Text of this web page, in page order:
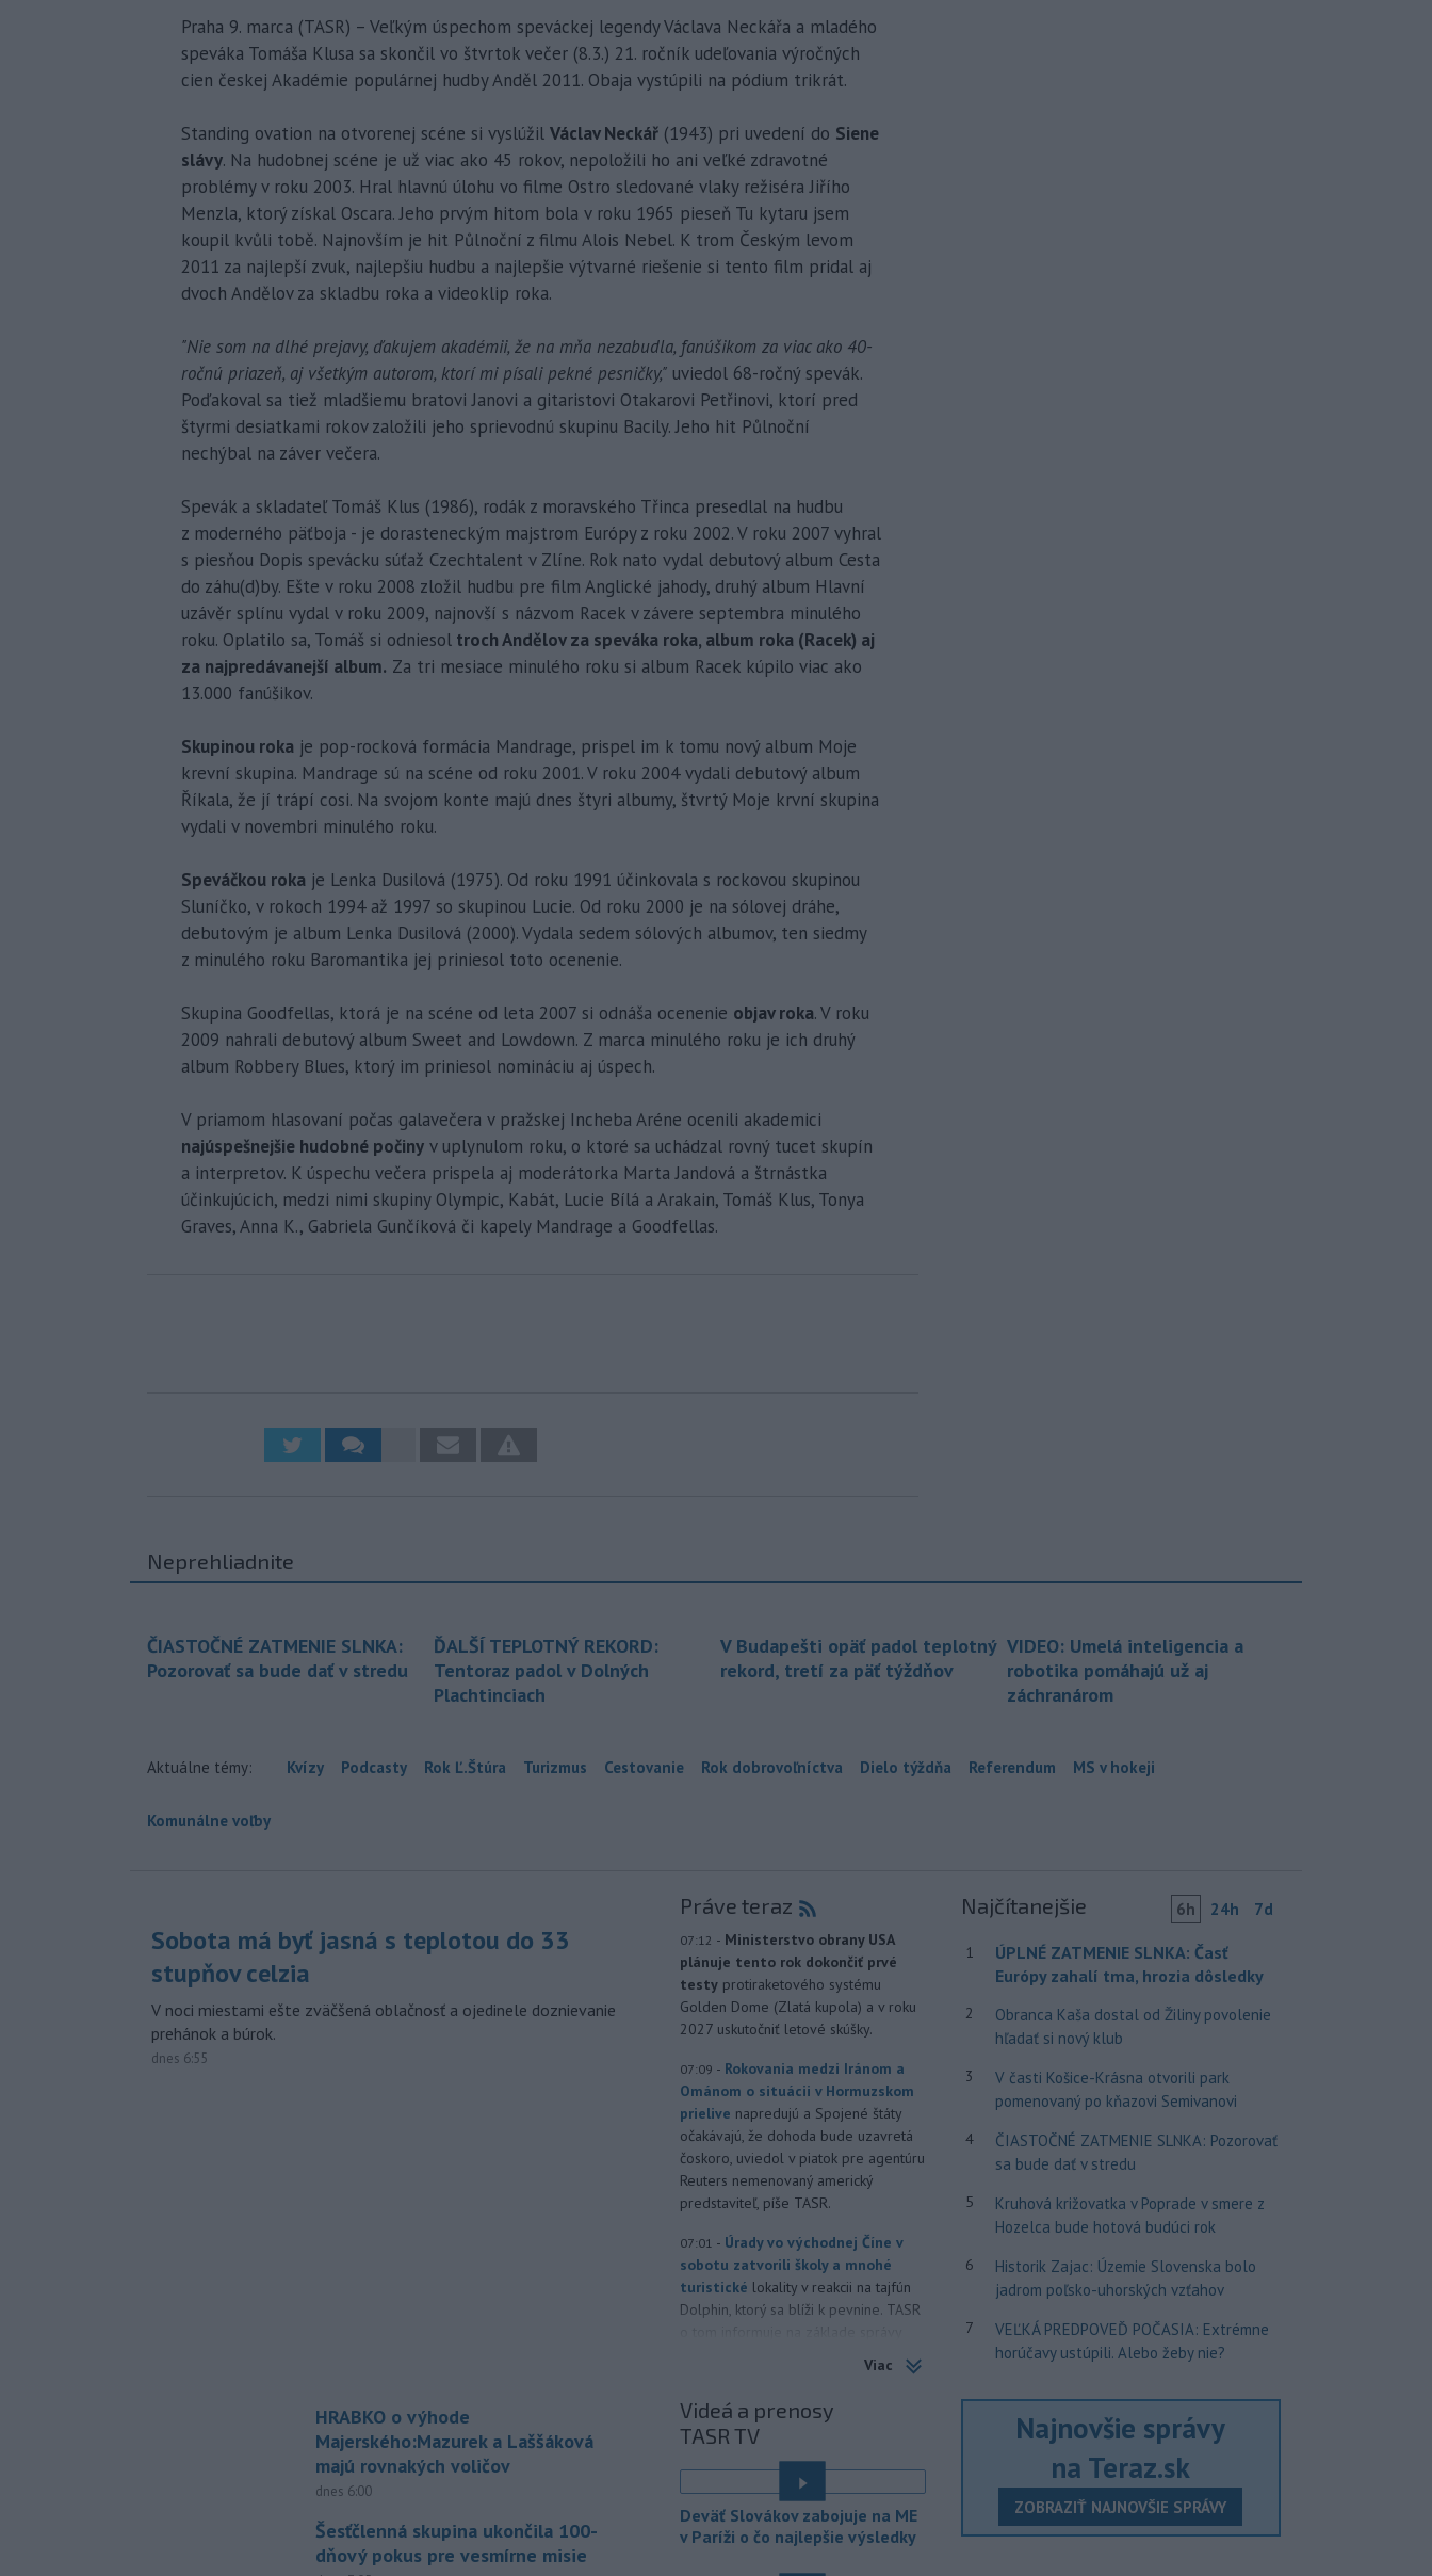
Praha 9. marca (TASR) – Veľkým úspechom speváckej legendy Václava Neckářa a mladého
speváka Tomáša Klusa sa skončil vo štvrtok večer (8.3.) 21. ročník udeľovania výročných
cien českej Akadémie populárnej hudby Anděl 2011. Obaja vystúpili na pódium trikrát.
Standing ovation na otvorenej scéne si vyslúžil Václav Neckář (1943) pri uvedení do Siene
slávy. Na hudobnej scéne je už viac ako 45 rokov, nepoložili ho ani veľké zdravotné
problémy v roku 2003. Hral hlavnú úlohu vo filme Ostro sledované vlaky režiséra Jiřího
Menzla, ktorý získal Oscara. Jeho prvým hitom bola v roku 1965 pieseň Tu kytaru jsem
koupil kvůli tobě. Najnovším je hit Půlnoční z filmu Alois Nebel. K trom Českým levom
2011 za najlepší zvuk, najlepšiu hudbu a najlepšie výtvarné riešenie si tento film pridal aj
dvoch Andělov za skladbu roka a videoklip roka.
"Nie som na dlhé prejavy, ďakujem akadémii, že na mňa nezabudla, fanúšikom za viac ako 40-
ročnú priazeň, aj všetkým autorom, ktorí mi písali pekné pesničky," uviedol 68-ročný spevák.
Poďakoval sa tiež mladšiemu bratovi Janovi a gitaristovi Otakarovi Petřinovi, ktorí pred
štyrmi desiatkami rokov založili jeho sprievodnú skupinu Bacily. Jeho hit Půlnoční
nechýbal na záver večera.
Spevák a skladateľ Tomáš Klus (1986), rodák z moravského Třinca presedlal na hudbu
z moderného päťboja - je dorasteneckým majstrom Európy z roku 2002. V roku 2007 vyhral
s piesňou Dopis spevácku súťaž Czechtalent v Zlíne. Rok nato vydal debutový album Cesta
do záhu(d)by. Ešte v roku 2008 zložil hudbu pre film Anglické jahody, druhý album Hlavní
uzávěr splínu vydal v roku 2009, najnovší s názvom Racek v závere septembra minulého
roku. Oplatilo sa, Tomáš si odniesol troch Andělov za speváka roka, album roka (Racek) aj
za najpredávanejší album. Za tri mesiace minulého roku si album Racek kúpilo viac ako
13.000 fanúšikov.
Skupinou roka je pop-rocková formácia Mandrage, prispel im k tomu nový album Moje
krevní skupina. Mandrage sú na scéne od roku 2001. V roku 2004 vydali debutový album
Říkala, že jí trápí cosi. Na svojom konte majú dnes štyri albumy, štvrtý Moje krvní skupina
vydali v novembri minulého roku.
Speváčkou roka je Lenka Dusilová (1975). Od roku 1991 účinkovala s rockovou skupinou
Sluníčko, v rokoch 1994 až 1997 so skupinou Lucie. Od roku 2000 je na sólovej dráhe,
debutovým je album Lenka Dusilová (2000). Vydala sedem sólových albumov, ten siedmy
z minulého roku Baromantika jej priniesol toto ocenenie.
Skupina Goodfellas, ktorá je na scéne od leta 2007 si odnáša ocenenie objav roka. V roku
2009 nahrali debutový album Sweet and Lowdown. Z marca minulého roku je ich druhý
album Robbery Blues, ktorý im priniesol nomináciu aj úspech.
V priamom hlasovaní počas galavečera v pražskej Incheba Aréne ocenili akademici
najúspešnejšie hudobné počiny v uplynulom roku, o ktoré sa uchádzal rovný tucet skupín
a interpretov. K úspechu večera prispela aj moderátorka Marta Jandová a štrnástka
účinkujúcich, medzi nimi skupiny Olympic, Kabát, Lucie Bílá a Arakain, Tomáš Klus, Tonya
Graves, Anna K., Gabriela Gunčíková či kapely Mandrage a Goodfellas.
Neprehliadnite
ČIASTOČNÉ ZATMENIE SLNKA:
Pozorovať sa bude dať v stredu
ĎALŠÍ TEPLOTNÝ REKORD:
Tentoraz padol v Dolných
Plachtinciach
V Budapešti opäť padol teplotný
rekord, tretí za päť týždňov
VIDEO: Umelá inteligencia a
robotika pomáhajú už aj
záchranárom
Aktuálne témy: Kvízy Podcasty Rok Ľ.Štúra Turizmus Cestovanie Rok dobrovoľníctva Dielo týždňa Referendum MS v hokeji
Komunálne voľby
Sobota má byť jasná s teplotou do 33
stupňov celzia
V noci miestami ešte zväčšená oblačnosť a ojedinele doznievanie
prehánok a búrok.
dnes 6:55
HRABKO o výhode
Majerského:Mazurek a Laššáková
majú rovnakých voličov
dnes 6:00
Šesťčlenná skupina ukončila 100-
dňový pokus pre vesmírne misie
Práve teraz
07:12 - Ministerstvo obrany USA
plánuje tento rok dokončiť prvé
testy protiraketového systému
Golden Dome (Zlatá kupola) a v roku
2027 uskutočniť letové skúšky.
07:09 - Rokovania medzi Iránom a
Ománom o situácii v Hormuzskom
prielive napredujú a Spojené štáty
očakávajú, že dohoda bude uzavretá
čoskoro, uviedol v piatok pre agentúru
Reuters nemenovaný americký
predstaviteľ, píše TASR.
07:01 - Úrady vo východnej Číne v
sobotu zatvorili školy a mnohé
turistické lokality v reakcii na tajfún
Dolphin, ktorý sa blíži k pevnine. TASR
Arnaldi vypadol na turnaji ATP
Masters 1000
- Pri požiari lesného porastu v
Trstíne v okrese Trnava zasahuje
takmer 50 hasičov.
Viac
Videá a prenosy
TASR TV
Deväť Slovákov zabojuje na ME
v Paríži o čo najlepšie výsledky
Najčítanejšie 6h 24h 7d
1
ÚPLNÉ ZATMENIE SLNKA: Časť
Európy zahalí tma, hrozia dôsledky
2
Obranca Kaša dostal od Žiliny povolenie
hľadať si nový klub
3
V časti Košice-Krásna otvorili park
pomenovaný po kňazovi Semivanovi
4
ČIASTOČNÉ ZATMENIE SLNKA: Pozorovať
sa bude dať v stredu
5
Kruhová križovatka v Poprade v smere z
Hozelca bude hotová budúci rok
6
Historik Zajac: Územie Slovenska bolo
jadrom poľsko-uhorských vzťahov
7
VEĽKÁ PREDPOVEĎ POČASIA: Extrémne
horúčavy ustúpili. Alebo žeby nie?
Najnovšie správy
na Teraz.sk
ZOBRAZIŤ NAJNOVŠIE SPRÁVY